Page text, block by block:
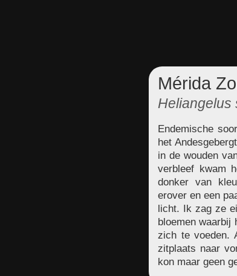
Mérida
Heliangelus
Endemische
het
in de wouden
verbleef kwam
donker van
erover en een
licht. Ik zag ze
bloemen waarbij
zich te voeden.
zitplaats naar
kon maar geen